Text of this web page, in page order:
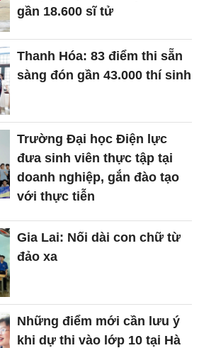
gần 18.600 sĩ tử
Thanh Hóa: 83 điểm thi sẵn
sàng đón gần 43.000 thí sinh
Trường Đại học Điện lực
đưa sinh viên thực tập tại
doanh nghiệp, gắn đào tạo
với thực tiễn
Gia Lai: Nối dài con chữ từ
đảo xa
Những điểm mới cần lưu ý
khi dự thi vào lớp 10 tại Hà